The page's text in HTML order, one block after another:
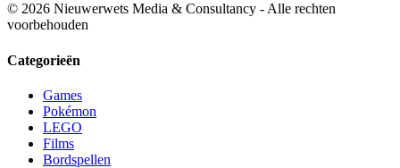
© 2026 Nieuwerwets Media & Consultancy - Alle rechten
voorbehouden
Categorieën
Games
Pokémon
LEGO
Films
Bordspellen